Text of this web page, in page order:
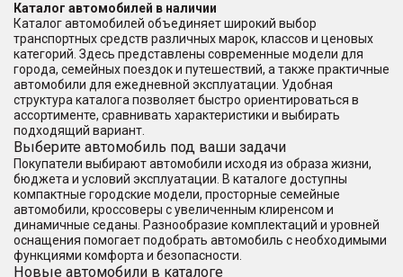
Каталог автомобилей в наличии
Каталог автомобилей объединяет широкий выбор
транспортных средств различных марок, классов и ценовых
категорий. Здесь представлены современные модели для
города, семейных поездок и путешествий, а также практичные
автомобили для ежедневной эксплуатации. Удобная
структура каталога позволяет быстро ориентироваться в
ассортименте, сравнивать характеристики и выбирать
подходящий вариант.
Выберите автомобиль под ваши задачи
Покупатели выбирают автомобили исходя из образа жизни,
бюджета и условий эксплуатации. В каталоге доступны
компактные городские модели, просторные семейные
автомобили, кроссоверы с увеличенным клиренсом и
динамичные седаны. Разнообразие комплектаций и уровней
оснащения помогает подобрать автомобиль с необходимыми
функциями комфорта и безопасности.
Новые автомобили в каталоге